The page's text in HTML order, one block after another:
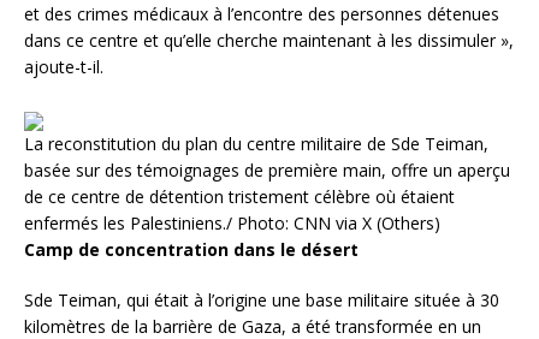
et des crimes médicaux à l’encontre des personnes détenues
dans ce centre et qu’elle cherche maintenant à les dissimuler »,
ajoute-t-il.
La reconstitution du plan du centre militaire de Sde Teiman,
basée sur des témoignages de première main, offre un aperçu
de ce centre de détention tristement célèbre où étaient
enfermés les Palestiniens./ Photo: CNN via X (Others)
Camp de concentration dans le désert
Sde Teiman, qui était à l’origine une base militaire située à 30
kilomètres de la barrière de Gaza, a été transformée en un